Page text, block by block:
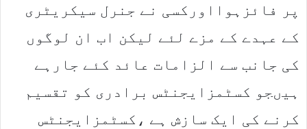
پر فائزہوااورکسی نے جنرل سیکریٹری
کے عہدے کے مزے لئے لیکن اب ان لوگوں
کی جانب سے الزامات عائد کئے جارہے
ہیںجو کسٹمزایجنٹس برادری کو تقسیم
کرنے کی ایک سازش ہے ،کسٹمزایجنٹس